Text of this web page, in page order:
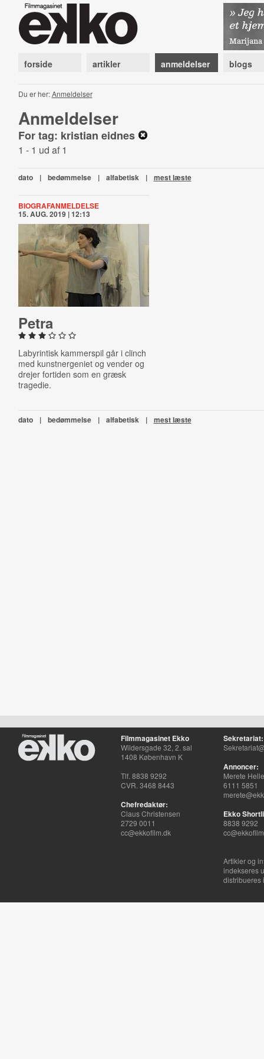
forside artikler anmeldelser blogs
Du er her:Anmeldelser
Anmeldelser
For tag: kristian eidnes
1 - 1 ud af 1
dato | bedømmelse | alfabetisk | mest læste
BIOGRAFANMELDELSE
15. AUG. 2019 | 12:13
Petra
Labyrintisk kammerspil går i clinch
med kunstnergeniet og vender og
drejer fortiden som en græsk
tragedie.
dato | bedømmelse | alfabetisk | mest læste
Filmmagasinet Ekko
Wildersgade 32, 2. sal
1408 København K
Tlf. 8838 9292
CVR. 3468 8443
Chefredaktør:
Claus Christensen
2729 0011
cc@ekkofilm.dk
Sekretariat:
Annoncer:
Merete
6111 5851
Ekko
8838 9292
Artikler og
indekseres
distribueres